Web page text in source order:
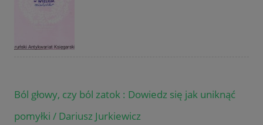
Ból głowy, czy ból zatok : Dowiedz się jak uniknąć
pomyłki / Dariusz Jurkiewicz